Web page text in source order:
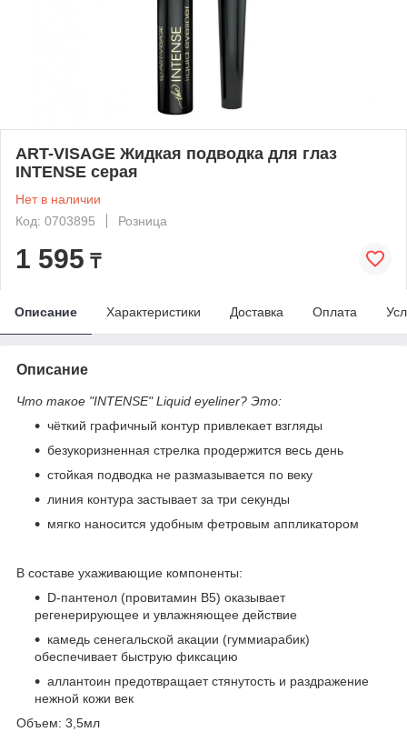
ART-VISAGE Жидкая подводка для глаз
INTENSE серая
Нет в наличии
Код: 0703895
Розница
1 595 ₸
Описание Характеристики Доставка Оплата
Описание
Что такое "INTENSE" Liquid eyeliner? Это:
чёткий графичный контур привлекает взгляды
безукоризненная стрелка продержится весь день
стойкая подводка не размазывается по веку
линия контура застывает за три секунды
мягко наносится удобным фетровым аппликатором
В составе ухаживающие компоненты:
D-пантенол (провитамин В5) оказывает
регенерирующее и увлажняющее действие
камедь сенегальской акации (гуммиарабик)
обеспечивает быструю фиксацию
аллантоин предотвращает стянутость и раздражение
нежной кожи век
Объем: 3,5мл